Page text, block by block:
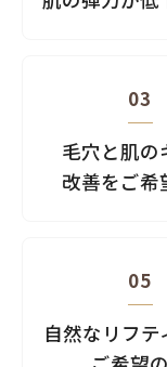
03
毛穴と肌の
改善をご希
05
自然なリフテ